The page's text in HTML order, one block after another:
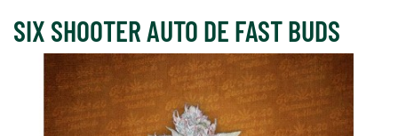
SIX SHOOTER AUTO DE FAST BUDS